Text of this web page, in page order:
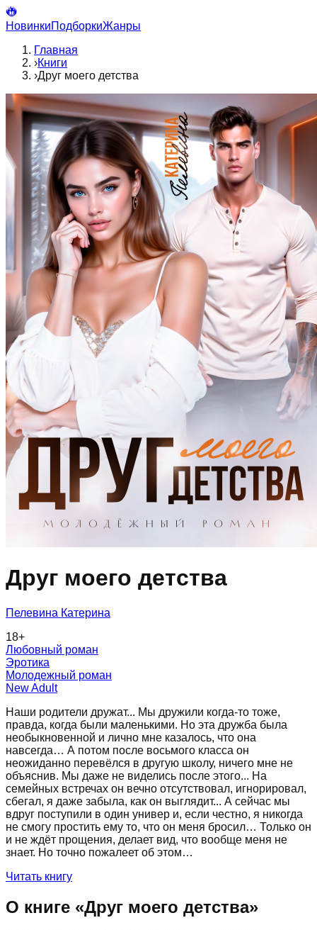
НовинкиПодборкиЖанры
Главная
›Книги
›Друг моего детства
Друг моего детства
Пелевина Катерина
18+
Любовный роман
Эротика
Молодежный роман
New Adult
Наши родители дружат... Мы дружили когда-то тоже,
правда, когда были маленькими. Но эта дружба была
необыкновенной и лично мне казалось, что она
навсегда… А потом после восьмого класса он
неожиданно перевёлся в другую школу, ничего мне не
объяснив. Мы даже не виделись после этого... На
семейных встречах он вечно отсутствовал, игнорировал,
сбегал, я даже забыла, как он выглядит... А сейчас мы
вдруг поступили в один универ и, если честно, я никогда
не смогу простить ему то, что он меня бросил… Только он
и не ждёт прощения, делает вид, что вообще меня не
знает. Но точно пожалеет об этом…
Читать книгу
О книге «Друг моего детства»